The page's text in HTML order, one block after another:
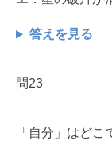
答えを見る
問23
「自分」はど